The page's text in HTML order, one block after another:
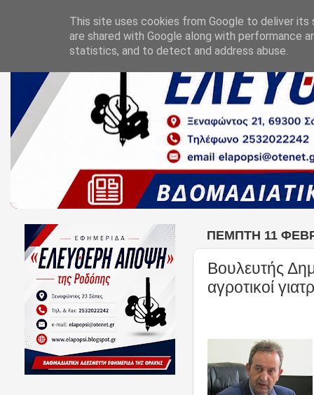
ΠΈΜΠΤΗ 11
Βουλευτής
αγροτικοί
This site uses cookies from Google to deliver its
are shared with Google along with performance
statistics, and to detect and address abuse.